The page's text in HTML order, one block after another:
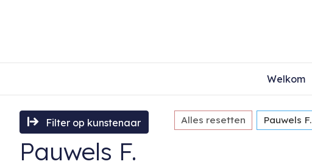
Welkom
Filter op kunstenaar Alles resetten Pauwels F.
Pauwels F.